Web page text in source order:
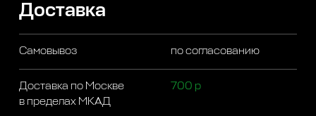
Доставка
Самовывоз по согласованию
Доставка по Москве
в пределах МКАД
700 р